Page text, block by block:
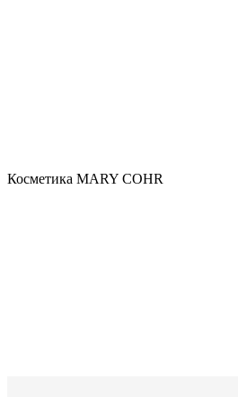
Косметика MARY COHR